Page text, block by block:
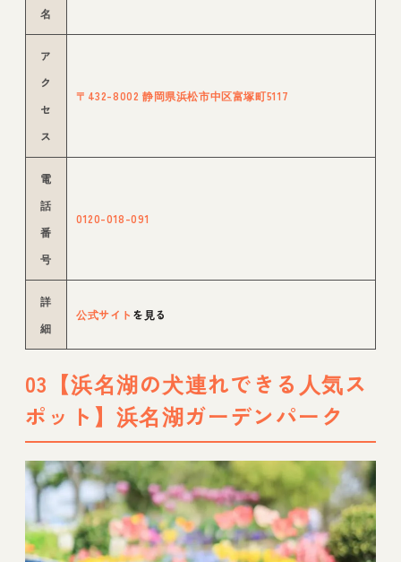
名
ア
ク
セ
ス
〒432-8002 静岡県浜松市中区富塚町5117
電
話
番
号
0120-018-091
詳
細
公式サイト を見る
03【浜名湖の犬連れできる人気ス
ポット】浜名湖ガーデンパーク